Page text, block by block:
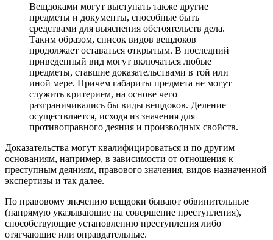
Вещдоками могут выступать также другие
предметы и документы, способные быть
средствами для выяснения обстоятельств дела.
Таким образом, список видов вещдоков
продолжает оставаться открытым. В последний
приведенный вид могут включаться любые
предметы, ставшие доказательствами в той или
иной мере. Причем габариты предмета не могут
служить критерием, на основе чего
разграничивались бы виды вещдоков. Деление
осуществляется, исходя из значения для
противоправного деяния и производных свойств.
Доказательства могут квалифицироваться и по другим
основаниям, например, в зависимости от отношения к
преступным деяниям, правового значения, видов назначенной
экспертизы и так далее.
По правовому значению вещдоки бывают обвинительные
(напрямую указывающие на совершение преступления),
способствующие установлению преступления либо
отягчающие или оправдательные.